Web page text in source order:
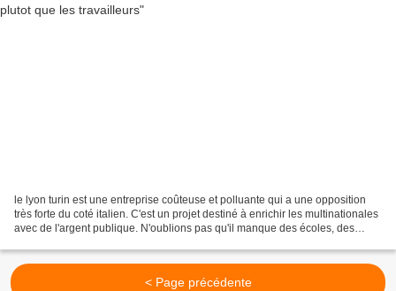
le lyon turin est une entreprise coûteuse et polluante qui a une opposition
très forte du coté italien. C'est un projet destiné à enrichir les multinationales
avec de l'argent publique. N'oublions pas qu'il manque des écoles, des
< Page précédente